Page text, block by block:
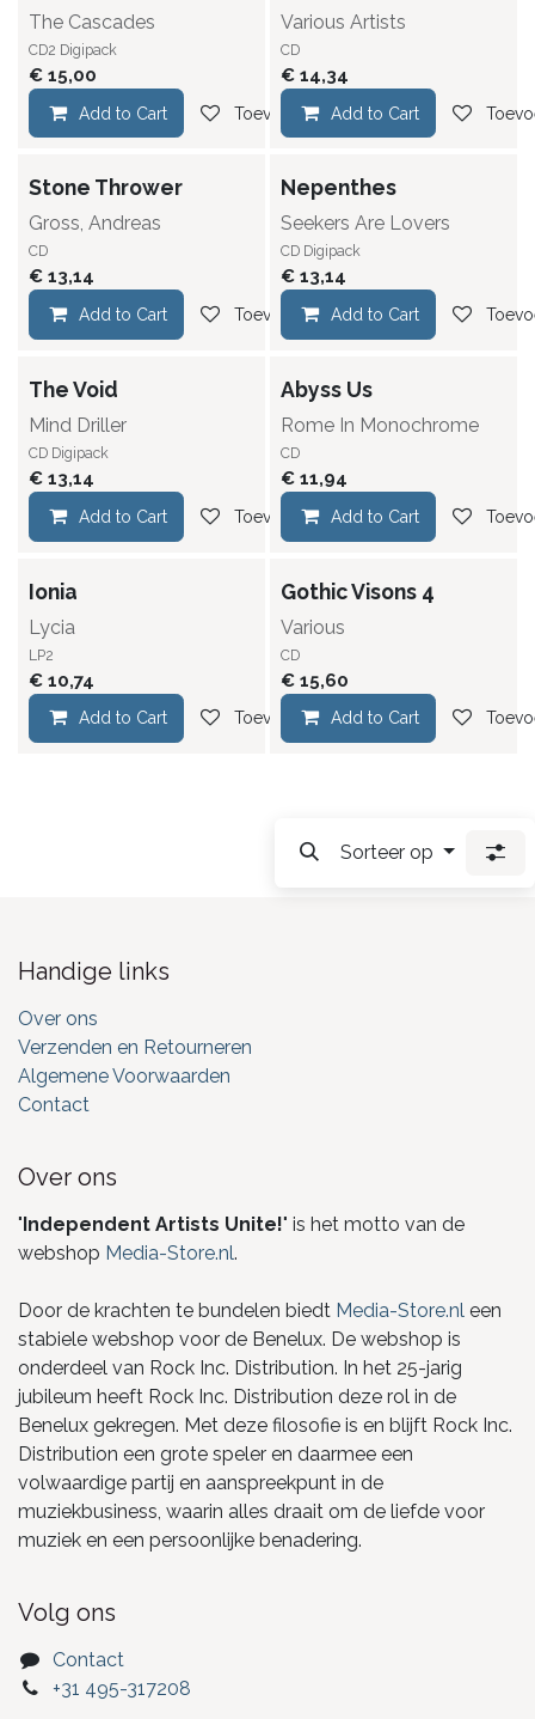
The Cascades
CD2 Digipack
€ 15,00
Add to Cart Toevoegen aan verlanglijst
Various Artists
CD
€ 14,34
Add to Cart
Stone Thrower
Gross, Andreas
CD
€ 13,14
Add to Cart Toevoegen aan verlanglijst
Nepenthes
Seekers Are Lovers
CD Digipack
€ 13,14
Add to Cart
The Void
Mind Driller
CD Digipack
€ 13,14
Add to Cart Toevoegen aan verlanglijst
Abyss Us
Rome In Monochrome
CD
€ 11,94
Add to Cart
Ionia
Lycia
LP2
€ 10,74
Add to Cart Toevoegen aan verlanglijst
Gothic Visons 4
Various
CD
€ 15,60
Add to Cart
Sorteer op
Handige links
Over ons
Verzenden en Retourneren
Algemene Voorwaarden
Contact
Over ons
" Independent Artists Unite!" is het motto van de
webshop Media-Store.nl.
Door de krachten te bundelen biedt Media-Store.nl een
stabiele webshop voor de Benelux. De webshop is
onderdeel van Rock Inc. Distribution. In het 25-jarig
jubileum heeft Rock Inc. Distribution deze rol in de
Benelux gekregen. Met deze filosofie is en blijft Rock Inc.
Distribution een grote speler en daarmee een
volwaardige partij en aanspreekpunt in de
muziekbusiness, waarin alles draait om de liefde voor
muziek en een persoonlijke benadering.
Volg ons
Contact
+31 495-317208